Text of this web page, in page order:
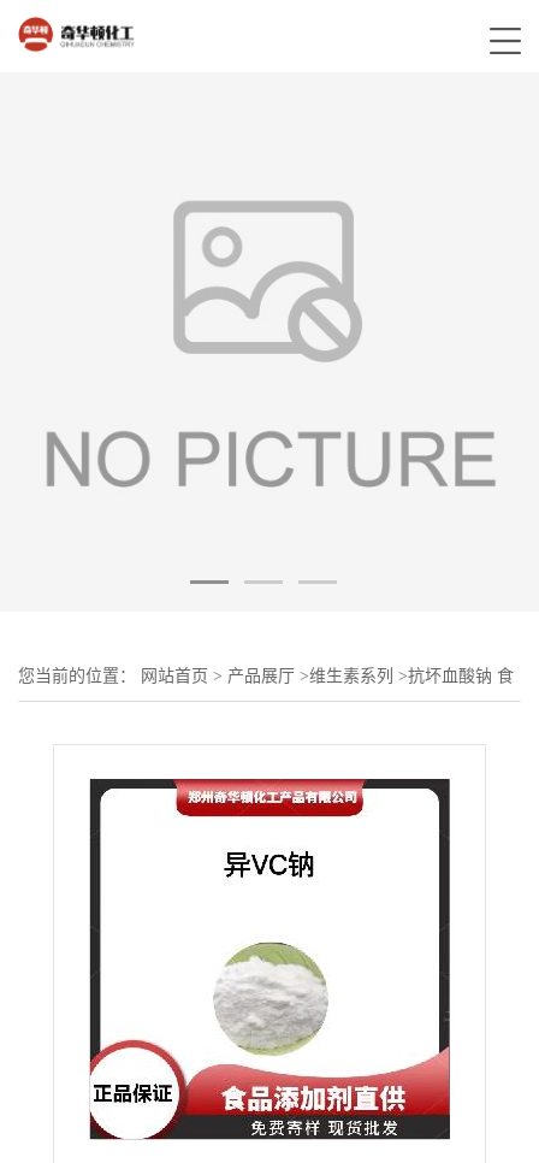
您当前的位置： 网站首页 > 产品展厅 >维生素系列 >抗坏血酸钠 食